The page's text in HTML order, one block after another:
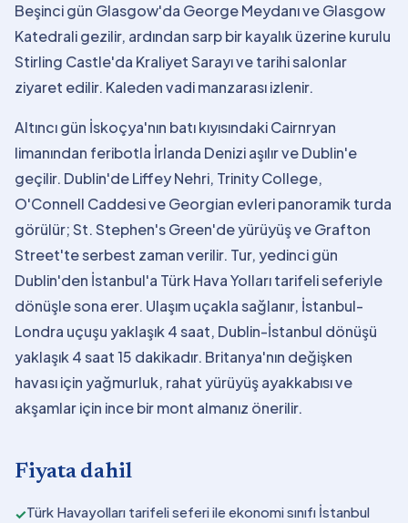
Beşinci gün Glasgow'da George Meydanı ve Glasgow
Katedrali gezilir, ardından sarp bir kayalık üzerine kurulu
Stirling Castle'da Kraliyet Sarayı ve tarihi salonlar
ziyaret edilir. Kaleden vadi manzarası izlenir.
Altıncı gün İskoçya'nın batı kıyısındaki Cairnryan
limanından feribotla İrlanda Denizi aşılır ve Dublin'e
geçilir. Dublin'de Liffey Nehri, Trinity College,
O'Connell Caddesi ve Georgian evleri panoramik turda
görülür; St. Stephen's Green'de yürüyüş ve Grafton
Street'te serbest zaman verilir. Tur, yedinci gün
Dublin'den İstanbul'a Türk Hava Yolları tarifeli seferiyle
dönüşle sona erer. Ulaşım uçakla sağlanır, İstanbul-
Londra uçuşu yaklaşık 4 saat, Dublin-İstanbul dönüşü
yaklaşık 4 saat 15 dakikadır. Britanya'nın değişken
havası için yağmurluk, rahat yürüyüş ayakkabısı ve
akşamlar için ince bir mont almanız önerilir.
Fiyata dahil
✓Türk Havayolları tarifeli seferi ile ekonomi sınıfı İstanbul